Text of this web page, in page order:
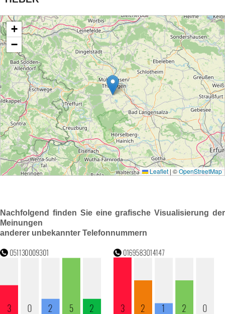
Nachfolgend finden Sie eine grafische Visualisierung der
Meinungen
anderer unbekannter Telefonnummern